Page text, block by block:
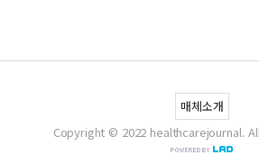
매체소개
Copyright © 2022 healthcarejournal.